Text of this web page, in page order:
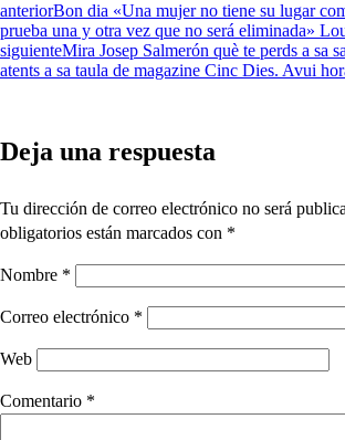
anteriorBon dia «Una mujer no tiene su lugar
prueba una y otra vez que no será eliminada»
siguienteMira Josep Salmerón què te perds a sa
atents a sa taula de magazine Cinc Dies. Avui
Deja una respuesta
Tu dirección de correo electrónico no será
obligatorios están marcados con *
Nombre *
Correo electrónico *
Web
Comentario *